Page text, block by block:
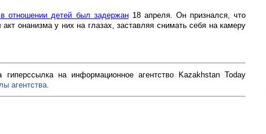
отношении детей был задержан18 апреля. Он признался, что
онанизма у них на глазах, заставляя снимать себя на камеру
на информационное агентство Kazakhstan Today
агентства.